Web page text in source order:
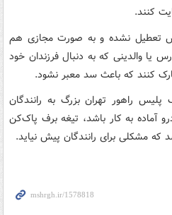
کنند.
تعطیل نشده و به صورت مجازی هم
والدینی که به دنبال فرزندان خود
کنند که باعث سد معبر نشود.
راهور تهران بزرگ به رانندگان
آماده به کار باشد، تیغه برف پاک‌کن
که مشکلی برای رانندگان پیش نیاید.